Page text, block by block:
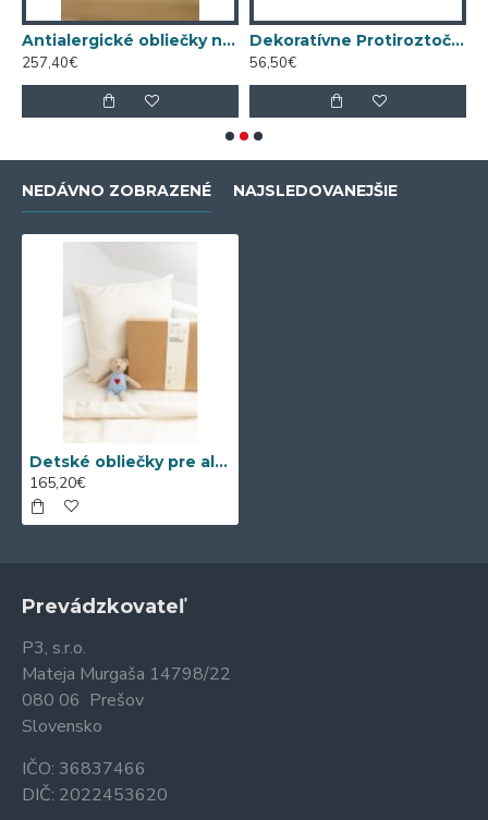
Antialergické obliečky na prikrývku 140x200 Nanobavlna® – režná biobavlna
257,40€
Dekoratívne Protiroztočové vankúš nanoSPACE Nanobavlna®
56,50€
NEDÁVNO ZOBRAZENÉ NAJSLEDOVANEJŠIE
Detské obliečky pre alergikov s nanovláknom Nanobavlna® – režná biobavlna 1+1
165,20€
Prevádzkovateľ
P3, s.r.o.
Mateja Murgaša 14798/22
080 06 Prešov
Slovensko
IČO: 36837466
DIČ: 2022453620